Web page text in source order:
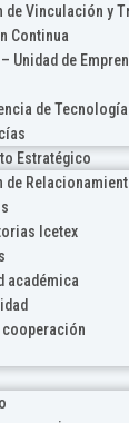
de Vinculación y
Continua
Unidad de
de Tecnología
Estratégico
de
Icetex
académica
cooperación